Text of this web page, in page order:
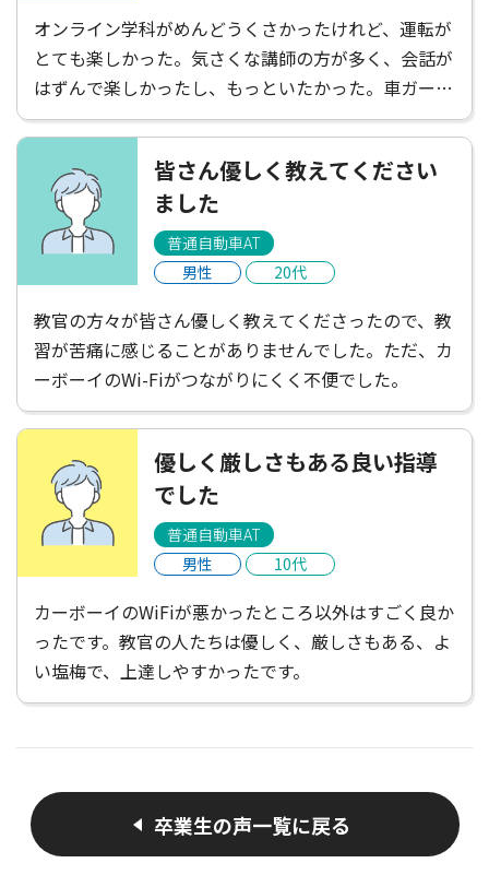
オンライン学科がめんどうくさかったけれど、運転が
とても楽しかった。気さくな講師の方が多く、会話が
はずんで楽しかったし、もっといたかった。車ガール
は遠くて不便だと感じたけれど、たくさんごはんやさ
んがあって楽しかったし、講師の方がお店を教えてく
ださったりして楽しかった！充実した2週間でした。
皆さん優しく教えてください
ました
普通自動車AT
男性
20代
教官の方々が皆さん優しく教えてくださったので、教
習が苦痛に感じることがありませんでした。ただ、カ
ーボーイのWi-Fiがつながりにくく不便でした。
優しく厳しさもある良い指導
でした
普通自動車AT
男性
10代
カーボーイのWiFiが悪かったところ以外はすごく良か
ったです。教官の人たちは優しく、厳しさもある、よ
い塩梅で、上達しやすかったです。
卒業生の声一覧に戻る